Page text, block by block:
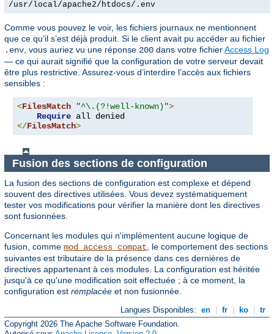
/usr/local/apache2/htdocs/.env
Comme vous pouvez le voir, les fichiers journaux ne mentionnent
que ce qu’il s’est déjà produit. Si le client avait pu accéder au fichier
.env, vous auriez vu une réponse 200 dans votre fichierAccess Log
— ce qui aurait signifié que la configuration de votre serveur devait
être plus restrictive. Assurez-vous d’interdire l’accès aux fichiers
sensibles :
<FilesMatch "^\.(?!well-known)">
Require
</FilesMatch>
Fusion des sections de configuration
La fusion des sections de configuration est complexe et dépend
souvent des directives utilisées. Vous devez systématiquement
tester vos modifications pour vérifier la manière dont les directives
sont fusionnées.
Concernant les modules qui n'implémentent aucune logique de
fusion, comme mod_access_compat, le comportement des sections
suivantes est tributaire de la présence dans ces dernières de
directives appartenant à ces modules. La configuration est héritée
jusqu'à ce qu'une modification soit effectuée ; à ce moment, la
configuration est remplacée et non fusionnée.
Langues Disponibles: en fr ko
tr
Copyright 2026 The Apache Software Foundation.